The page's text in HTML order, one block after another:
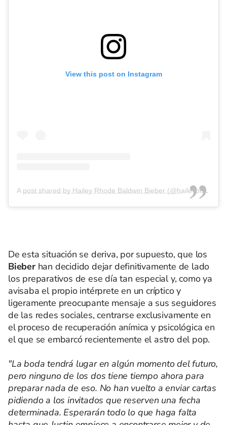
View this post on Instagram
A post shared by Hailey Rhode Baldwin Bieber (@haileybieber)
De esta situación se deriva, por supuesto, que los
Bieberhan decidido dejar definitivamente de lado
los preparativos de ese día tan especial y, como ya
avisaba el propio intérprete en un críptico y
ligeramente preocupante mensaje a sus seguidores
de las redes sociales, centrarse exclusivamente en
el proceso de recuperación anímica y psicológica en
el que se embarcó recientemente el astro del pop.
"La boda tendrá lugar en algún momento del futuro,
pero ninguno de los dos tiene tiempo ahora para
preparar nada de eso. No han vuelto a enviar cartas
pidiendo a los invitados que reserven una fecha
determinada. Esperarán todo lo que haga falta